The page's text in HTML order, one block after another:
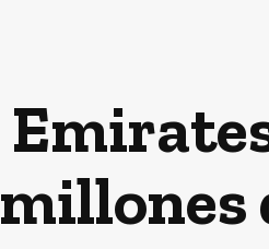
millones